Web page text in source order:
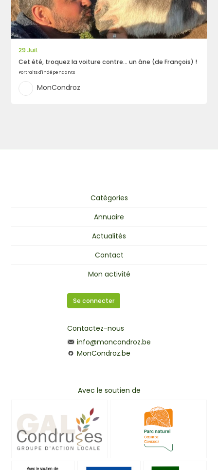
29 Juil.
Cet été, troquez la voiture contre… un âne (de François) !
Portraits d'indépendants
MonCondroz
Catégories
Annuaire
Actualités
Contact
Mon activité
Se connecter
Contactez-nous
info@moncondroz.be
MonCondroz.be
Avec le soutien de